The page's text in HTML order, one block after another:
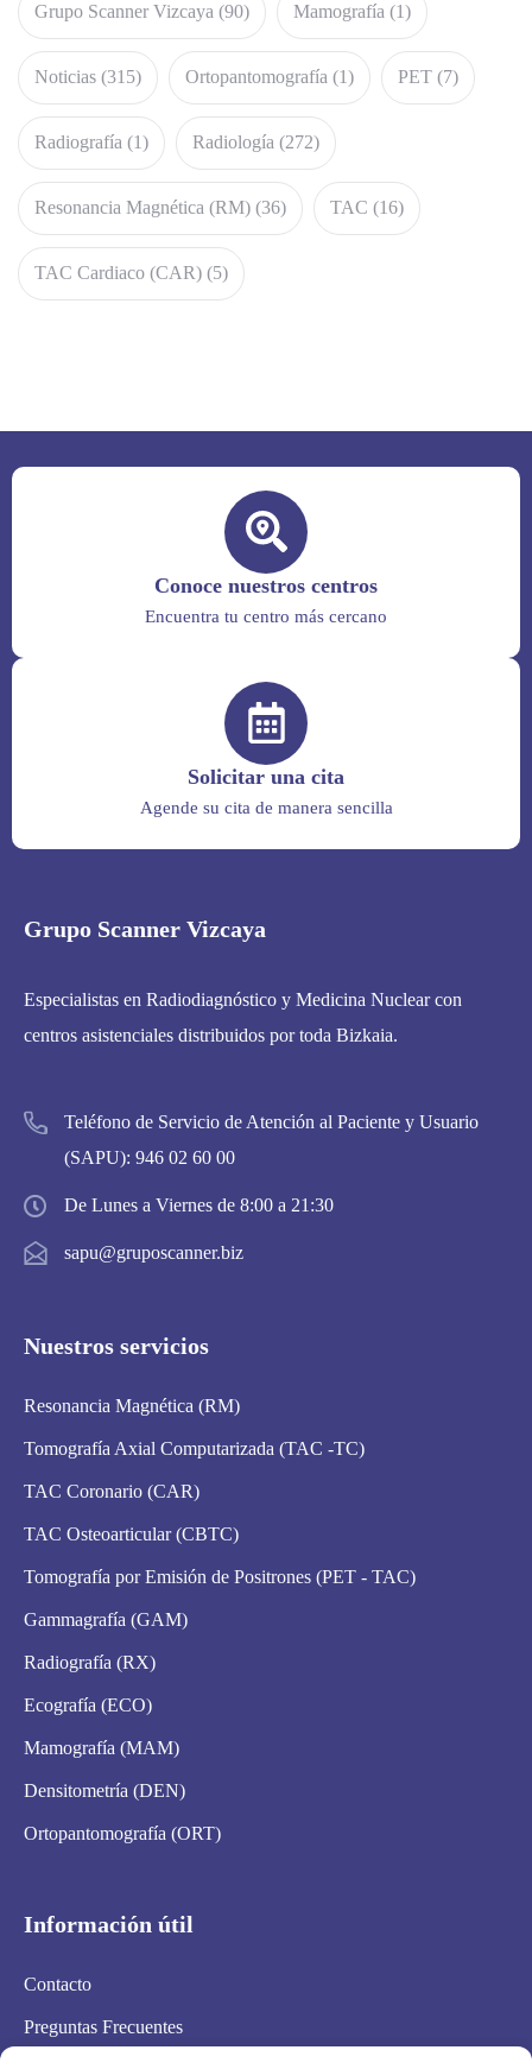
Grupo Scanner Vizcaya (90) Mamografía (1)
Noticias (315) Ortopantomografía (1) PET (7)
Radiografía (1) Radiología (272)
Resonancia Magnética (RM) (36) TAC (16)
TAC Cardiaco (CAR) (5)
Conoce nuestros centros
Encuentra tu centro más cercano
Solicitar una cita
Agende su cita de manera sencilla
Grupo Scanner Vizcaya
Especialistas en Radiodiagnóstico y Medicina Nuclear con
centros asistenciales distribuidos por toda Bizkaia.
Teléfono de Servicio de Atención al Paciente y Usuario
(SAPU): 946 02 60 00
De Lunes a Viernes de 8:00 a 21:30
sapu@gruposcanner.biz
Nuestros servicios
Resonancia Magnética (RM)
Tomografía Axial Computarizada (TAC -TC)
TAC Coronario (CAR)
TAC Osteoarticular (CBTC)
Tomografía por Emisión de Positrones (PET - TAC)
Gammagrafía (GAM)
Radiografía (RX)
Ecografía (ECO)
Mamografía (MAM)
Densitometría (DEN)
Ortopantomografía (ORT)
Información útil
Contacto
Preguntas Frecuentes